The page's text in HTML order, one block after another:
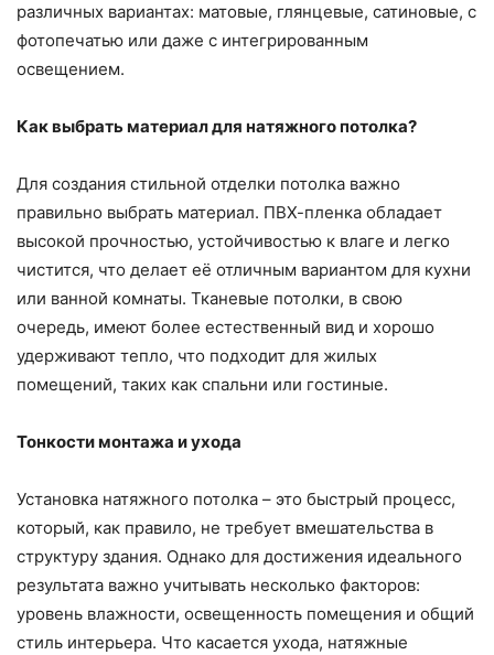
различных вариантах: матовые, глянцевые, сатиновые, с
фотопечатью или даже с интегрированным
освещением.
Как выбрать материал для натяжного потолка?
Для создания стильной отделки потолка важно
правильно выбрать материал. ПВХ-пленка обладает
высокой прочностью, устойчивостью к влаге и легко
чистится, что делает её отличным вариантом для кухни
или ванной комнаты. Тканевые потолки, в свою
очередь, имеют более естественный вид и хорошо
удерживают тепло, что подходит для жилых
помещений, таких как спальни или гостиные.
Тонкости монтажа и ухода
Установка натяжного потолка – это быстрый процесс,
который, как правило, не требует вмешательства в
структуру здания. Однако для достижения идеального
результата важно учитывать несколько факторов:
уровень влажности, освещенность помещения и общий
стиль интерьера. Что касается ухода, натяжные